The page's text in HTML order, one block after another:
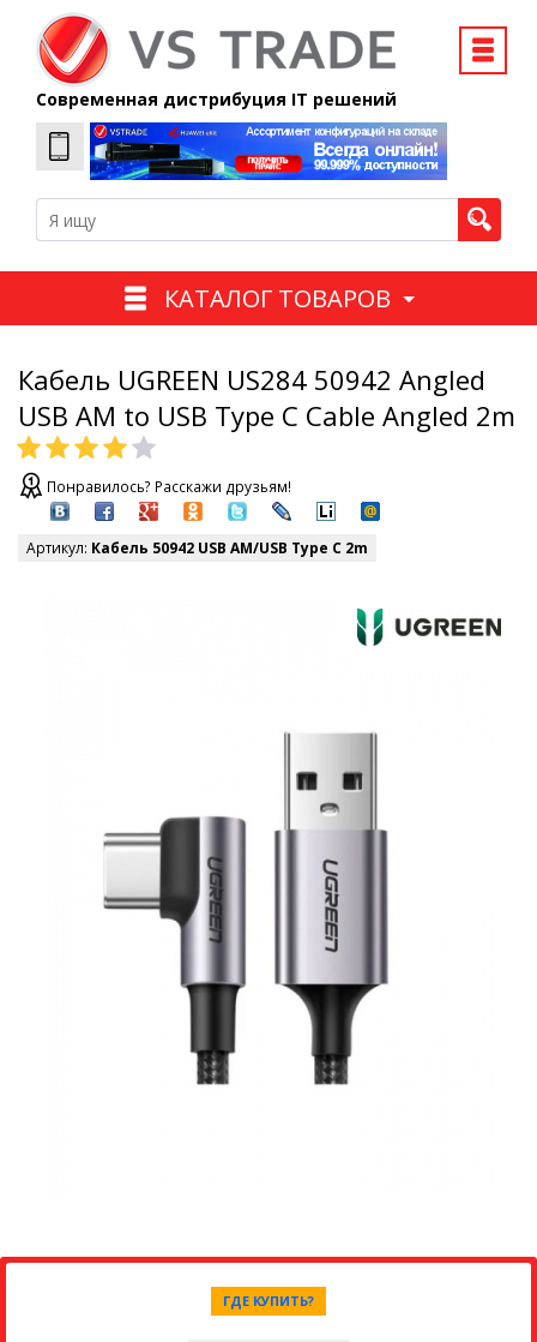
Современная дистрибуция IT решений
КАТАЛОГ ТОВАРОВ
Кабель UGREEN US284 50942 Angled
USB AM to USB Type C Cable Angled 2m
Понравилось? Расскажи друзьям!
Артикул: Кабель 50942 USB AM/USB Type C 2m
ГДЕ КУПИТЬ?